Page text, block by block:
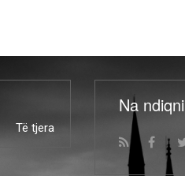
Të tjera
Na ndiqni